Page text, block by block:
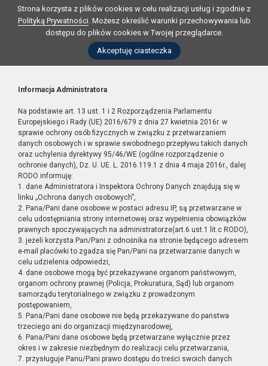
Strona korzysta z plików cookies w celu realizacji usług i zgodnie z
Polityką Prywatności. Możesz określić warunki przechowywania lub
dostępu do plików cookies w Twojej przeglądarce.
Akceptuję ciasteczka
Informacja Administratora
Na podstawie art. 13 ust. 1 i 2 Rozporządzenia Parlamentu
Europejskiego i Rady (UE) 2016/679 z dnia 27 kwietnia 2016r. w
sprawie ochrony osób fizycznych w związku z przetwarzaniem
danych osobowych i w sprawie swobodnego przepływu takich danych
oraz uchylenia dyrektywy 95/46/WE (ogólne rozporządzenie o
ochronie danych), Dz. U. UE. L. 2016.119.1 z dnia 4 maja 2016r., dalej
RODO informuję:
1. dane Administratora i Inspektora Ochrony Danych znajdują się w
linku „Ochrona danych osobowych”,
2. Pana/Pani dane osobowe w postaci adresu IP, są przetwarzane w
celu udostępniania strony internetowej oraz wypełnienia obowiązków
prawnych spoczywających na administratorze(art.6 ust.1 lit.c RODO),
3. jeżeli korzysta Pan/Pani z odnośnika na stronie będącego adresem
e-mail placówki to zgadza się Pan/Pani na przetwarzanie danych w
celu udzielenia odpowiedzi,
4. dane osobowe mogą być przekazywane organom państwowym,
organom ochrony prawnej (Policja, Prokuratura, Sąd) lub organom
samorządu terytorialnego w związku z prowadzonym
postępowaniem,
5. Pana/Pani dane osobowe nie będą przekazywane do państwa
trzeciego ani do organizacji międzynarodowej,
6. Pana/Pani dane osobowe będą przetwarzane wyłącznie przez
okres i w zakresie niezbędnym do realizacji celu przetwarzania,
7. przysługuje Panu/Pani prawo dostępu do treści swoich danych